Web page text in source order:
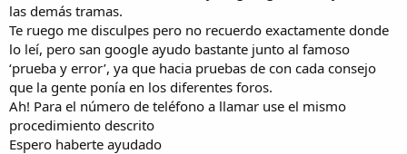
las demás tramas.
Te ruego me disculpes pero no recuerdo exactamente donde
lo leí, pero san google ayudo bastante junto al famoso
‘prueba y error’, ya que hacia pruebas de con cada consejo
que la gente ponía en los diferentes foros.
Ah! Para el número de teléfono a llamar use el mismo
procedimiento descrito
Espero haberte ayudado